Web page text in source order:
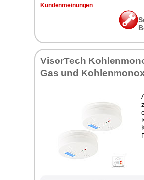
Kundenmeinungen
VisorTech
Gas und